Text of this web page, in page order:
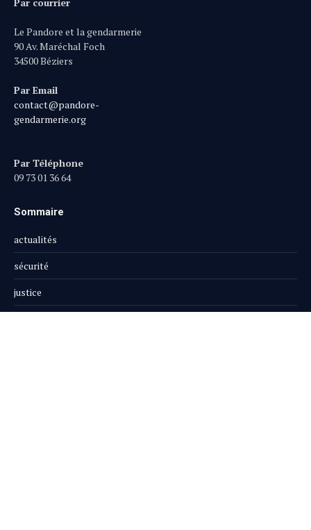
Le Pandore et la gendarmerie
90 Av. Maréchal Foch
34500 Béziers
Par Email
contact@pandore-
gendarmerie.org
Par Téléphone
09 73 01 36 64
Sommaire
actualités
sécurité
justice